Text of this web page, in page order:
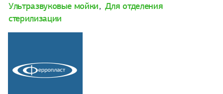
Ультразвуковые мойки, Для отделения
стерилизации